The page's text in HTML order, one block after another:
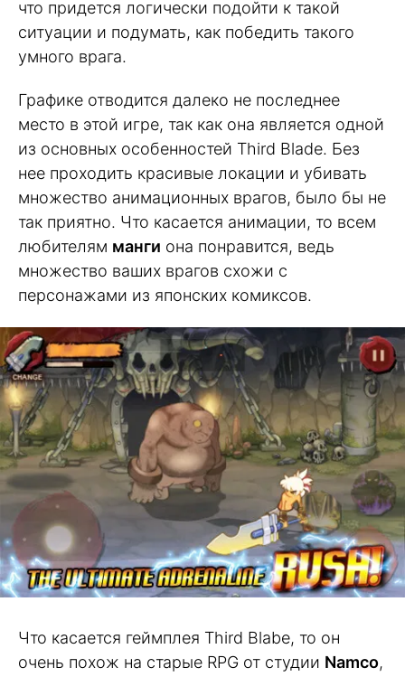
что придется логически подойти к такой
ситуации и подумать, как победить такого
умного врага.
Графике отводится далеко не последнее
место в этой игре, так как она является одной
из основных особенностей Third Blade. Без
нее проходить красивые локации и убивать
множество анимационных врагов, было бы не
так приятно. Что касается анимации, то всем
любителям манги она понравится, ведь
множество ваших врагов схожи с
персонажами из японских комиксов.
Что касается геймплея Third Blabe, то он
очень похож на старые RPG от студии Namco,